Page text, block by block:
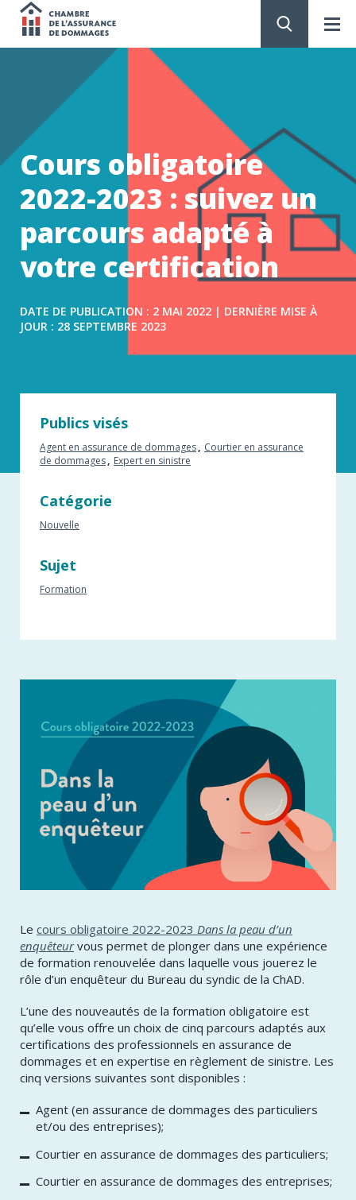
CONTENU
Chambre
l'assurance
de
dommages
Cours obligatoire
2022-2023 : suivez un
parcours adapté à
votre certification
DATE DE PUBLICATION : 2 MAI 2022 | DERNIÈRE MISE À
JOUR : 28 SEPTEMBRE 2023
Publics visés
Agent en assurance de dommages
Courtier en assurance
de dommages
Expert en sinistre
Catégorie
Nouvelle
Sujet
Formation
Le cours obligatoire 2022-2023 Dans la peau d’un
enquêteurvous permet de plonger dans une expérience
de formation renouvelée dans laquelle vous jouerez le
rôle d’un enquêteur du Bureau du syndic de la ChAD.
L’une des nouveautés de la formation obligatoire est
qu’elle vous offre un choix de cinq parcours adaptés aux
certifications des professionnels en assurance de
dommages et en expertise en règlement de sinistre. Les
cinq versions suivantes sont disponibles :
Agent (en assurance de dommages des particuliers
et/ou des entreprises);
Courtier en assurance de dommages des particuliers;
Courtier en assurance de dommages des entreprises;